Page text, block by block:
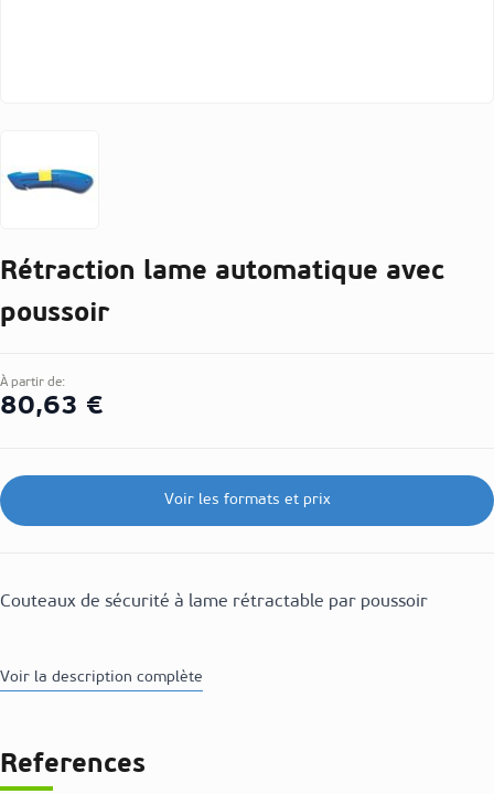
Rétraction lame automatique avec
poussoir
À partir de:
80,63 €
Voir les formats et prix
Couteaux de sécurité à lame rétractable par poussoir
Voir la description complète
References